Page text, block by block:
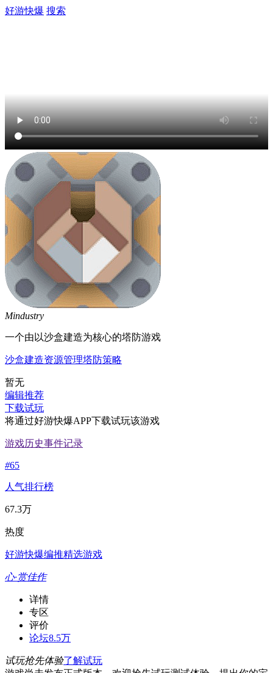
好游快爆 搜索
Mindustry
一个由以沙盒建造为核心的塔防游戏
沙盒建造资源管理塔防策略
暂无
编辑推荐
下载试玩
将通过好游快爆APP下载试玩该游戏
游戏历史事件记录
#65
人气排行榜
67.3万
热度
好游快爆编推精选游戏
心·赏佳作
详情
专区
评价
论坛8.5万
试玩抢先体验了解试玩